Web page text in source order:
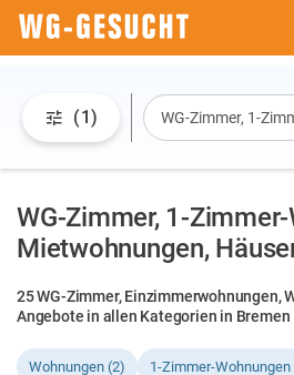
(1) WG-Zimmer, 1-
WG-Zimmer, 1-
Mietwohnungen,
25 WG-Zimmer, Einzimmerwohnungen,
Angebote in allen Kategorien in Bremen
Wohnungen (2) 1-Zimmer-Wohnungen